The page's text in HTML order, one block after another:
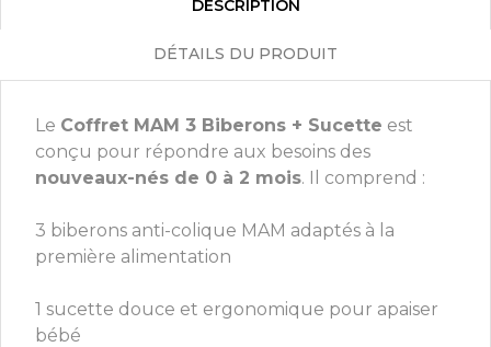
DESCRIPTION
DÉTAILS DU PRODUIT
Le Coffret MAM 3 Biberons + Sucette est
conçu pour répondre aux besoins des
nouveaux-nés de 0 à 2 mois. Il comprend :
3 biberons anti-colique MAM adaptés à la
première alimentation
1 sucette douce et ergonomique pour apaiser
bébé